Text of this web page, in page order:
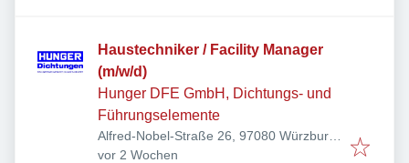
Haustechniker / Facility Manager
(m/w/d)
Hunger DFE GmbH, Dichtungs- und
Führungselemente
Alfred-Nobel-Straße 26, 97080 Würzburg,
Deutschland
Veröffentlicht:
vor 2 Wochen